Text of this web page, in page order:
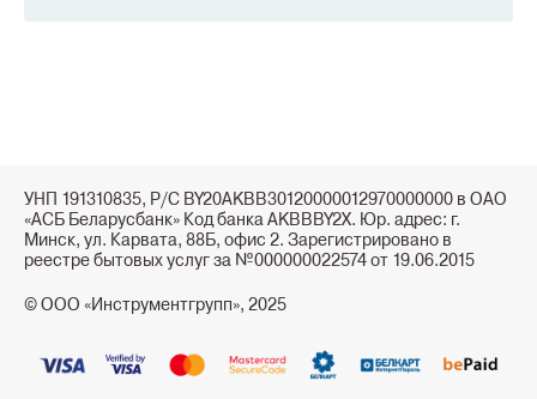
УНП 191310835, Р/С BY20AKBB30120000012970000000 в ОАО
«АСБ Беларусбанк» Код банка AKBBBY2X. Юр. адрес: г.
Минск, ул. Карвата, 88Б, офис 2. Зарегистрировано в
реестре бытовых услуг за №000000022574 от 19.06.2015
© ООО «Инструментгрупп», 2025